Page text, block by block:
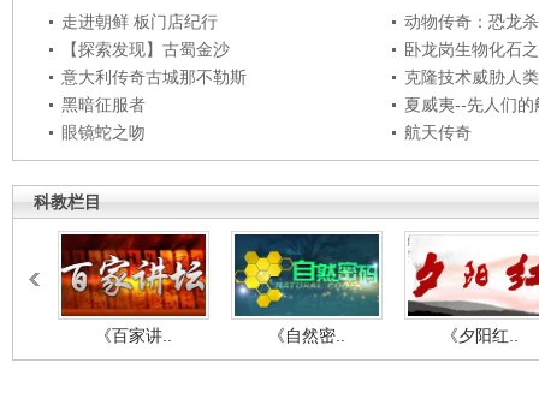
走进朝鲜 板门店纪行
动物传奇：恐龙
【探索发现】古蜀金沙
卧龙岗生物化石
意大利传奇古城那不勒斯
克隆技术威胁人
黑暗征服者
夏威夷--先人们的
眼镜蛇之吻
航天传奇
科教栏目
《百家讲.. 《自然密.. 《夕阳红..